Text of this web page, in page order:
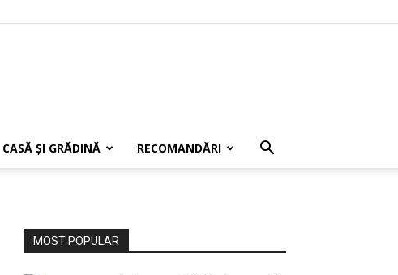
CASĂ ȘI GRĂDINĂ RECOMANDĂRI
MOST POPULAR